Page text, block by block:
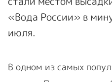
«Вода России» в
июля.
В одном из самых